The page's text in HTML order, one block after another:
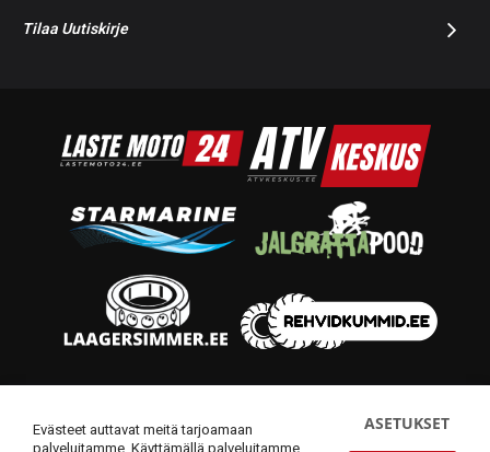
Tilaa Uutiskirje
Evästeet auttavat meitä tarjoamaan
ASETUKSET